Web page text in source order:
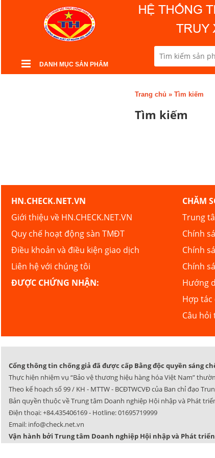
DANH MỤC SẢN PHẨM
Trang chủ » Tìm kiếm
Tìm kiếm
HN.CHECK.NET.VN
Giới thiệu về HN.CHECK.NET.VN
Quy chế hoạt động sàn TMĐT
Điều khoản và điều kiện giao dịch
Liên hệ với chúng tôi
ĐƯỢC CHỨNG NHẬN:
CHĂM
Trung
Chính
Chính
Chính
Hướng
Hợp tác
Câu hỏi
Cổng thông tin chống giả đã được cấp Bằng độc quyền sáng
Thực hiện nhiệm vụ “Bảo vệ thương hiệu hàng hóa Việt Nam”
Theo kế hoạch số 99 / KH - MTTW - BCĐTWCVĐ của Ban chỉ đạo
Bản quyền thuộc về Trung tâm Doanh nghiệp Hội nhập và Phát
Điện thoại:+84.435406169- Hotline:01695719999
Email: info@check.net.vn
Vận hành bởi Trung tâm Doanh nghiệp Hội nhập và Phát triển